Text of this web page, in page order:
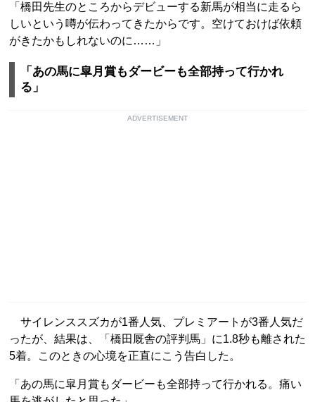
「橋田先生のところからデビューする新馬が相当に走るら
しいという噂が伝わってきたからです。空けておけば依頼
がきたかもしれないのに……」
「あの馬に皐月賞もダービーも全部持って行かれ
る」
ADVERTISEMENT
サイレンススズカが1番人気、プレミアートが3番人気だ
ったが、結果は、「橋田厩舎の評判馬」に1.8秒も離された
5着。このときの心境を正直にこう告白した。
「あの馬に皐月賞もダービーも全部持って行かれる。痛い